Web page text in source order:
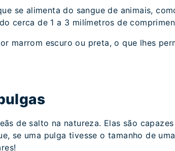
se alimenta do sangue de animais,
cerca de 1 a 3 milímetros de
marrom escuro ou preta, o que lhes
de salto na natureza. Elas são
se uma pulga tivesse o tamanho de